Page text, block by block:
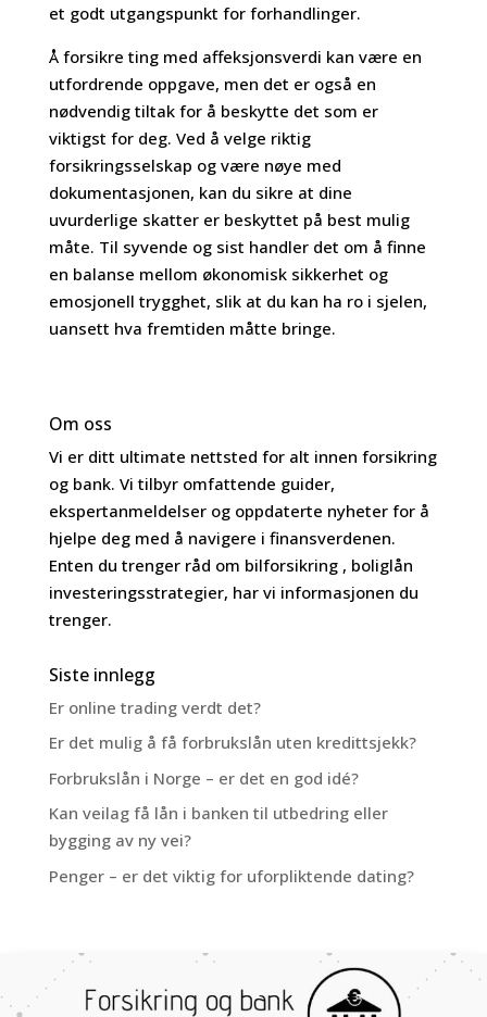
et godt utgangspunkt for forhandlinger.
Å forsikre ting med affeksjonsverdi kan være en
utfordrende oppgave, men det er også en
nødvendig tiltak for å beskytte det som er
viktigst for deg. Ved å velge riktig
forsikringsselskap og være nøye med
dokumentasjonen, kan du sikre at dine
uvurderlige skatter er beskyttet på best mulig
måte. Til syvende og sist handler det om å finne
en balanse mellom økonomisk sikkerhet og
emosjonell trygghet, slik at du kan ha ro i sjelen,
uansett hva fremtiden måtte bringe.
Om oss
Vi er ditt ultimate nettsted for alt innen forsikring
og bank. Vi tilbyr omfattende guider,
ekspertanmeldelser og oppdaterte nyheter for å
hjelpe deg med å navigere i finansverdenen.
Enten du trenger råd om bilforsikring , boliglån
investeringsstrategier, har vi informasjonen du
trenger.
Siste innlegg
Er online trading verdt det?
Er det mulig å få forbrukslån uten kredittsjekk?
Forbrukslån i Norge – er det en god idé?
Kan veilag få lån i banken til utbedring eller
bygging av ny vei?
Penger – er det viktig for uforpliktende dating?